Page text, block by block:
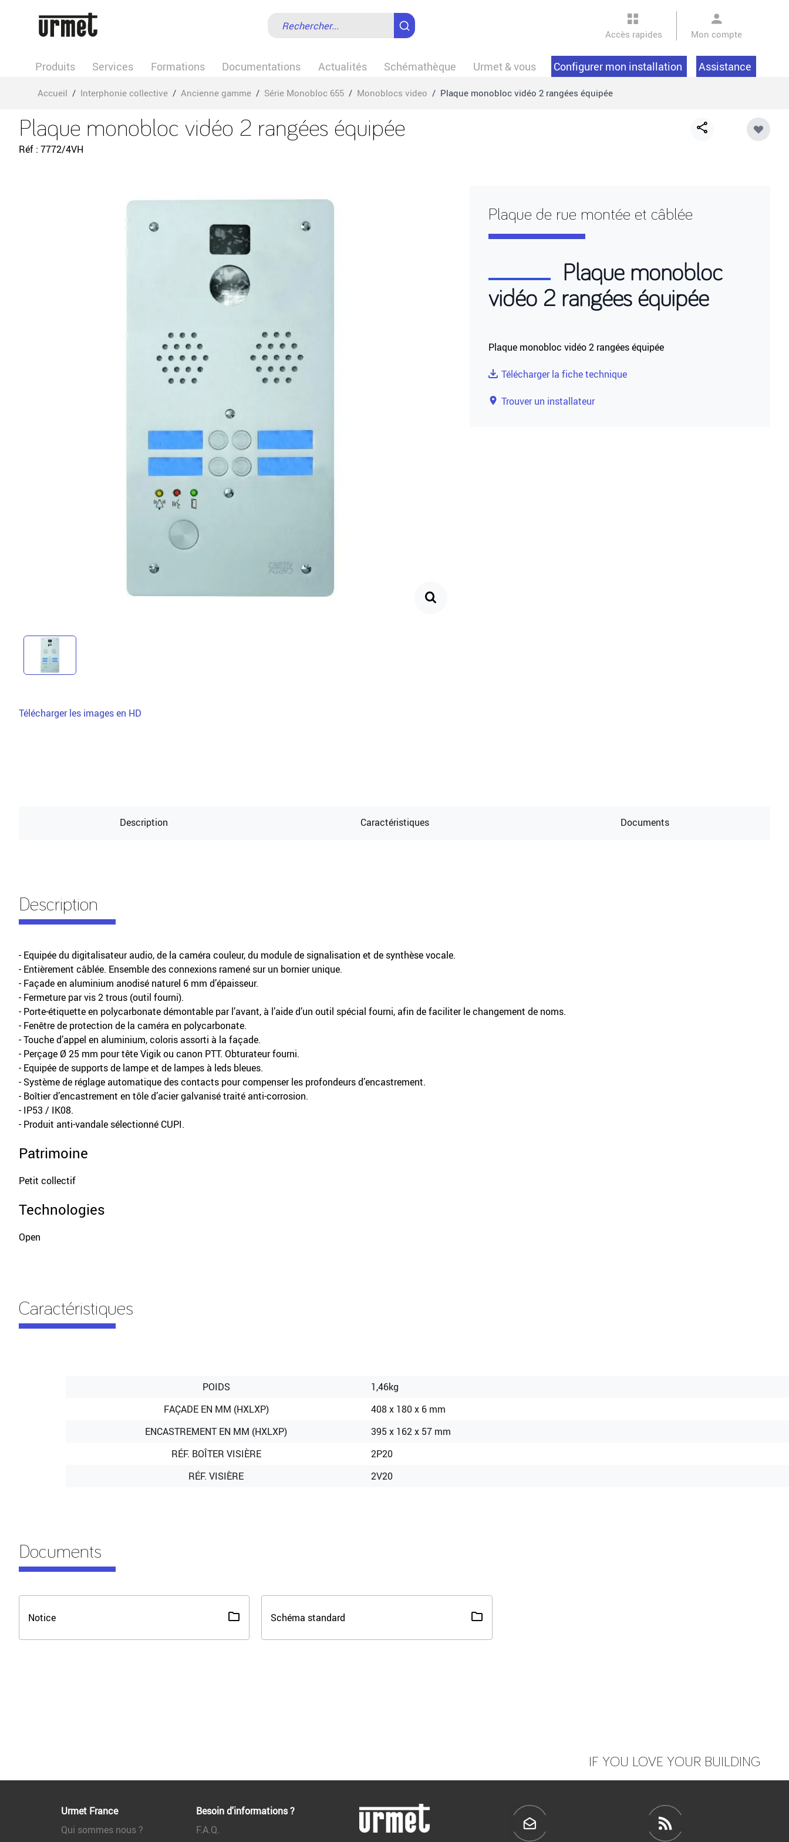
Accès rapides Mon compte
Produits Services Formations Documentations Actualités Schémathèque Urmet & vous Configurer mon installation Assistance
Accueil / Interphonie collective / Ancienne gamme / Série Monobloc 655 / Monoblocs video / Plaque monobloc vidéo 2 rangées équipée
Plaque monobloc vidéo 2 rangées équipée
Réf 7772/4VH
Plaque de rue montée et câblée
Plaque monobloc
vidéo 2 rangées équipée
Plaque monobloc vidéo 2 rangées équipée
Télécharger la fiche technique
Trouver un installateur
Télécharger les images en HD
Description Caractéristiques Documents
Description
- Equipée du digitalisateur audio, de la caméra couleur, du module de signalisation et de synthèse vocale.
- Entièrement câblée. Ensemble des connexions ramené sur un bornier unique.
- Façade en aluminium anodisé naturel 6 mm d’épaisseur.
- Fermeture par vis 2 trous (outil fourni).
- Porte-étiquette en polycarbonate démontable par l’avant, à l’aide d’un outil spécial fourni, afin de faciliter le changement de noms.
- Fenêtre de protection de la caméra en polycarbonate.
- Touche d’appel en aluminium, coloris assorti à la façade.
- Perçage Ø 25 mm pour tête Vigik ou canon PTT. Obturateur fourni.
- Equipée de supports de lampe et de lampes à leds bleues.
- Système de réglage automatique des contacts pour compenser les profondeurs d’encastrement.
- Boîtier d’encastrement en tôle d’acier galvanisé traité anti-corrosion.
- IP53 / IK08.
- Produit anti-vandale sélectionné CUPI.
Patrimoine
Petit collectif
Technologies
Open
Caractéristiques
POIDS
1,46kg
FAÇADE EN MM (HXLXP)
408 x 180 x 6 mm
ENCASTREMENT EN MM (HXLXP)
395 x 162 x 57 mm
RÉF. BOÎTER VISIÈRE
2P20
RÉF. VISIÈRE
2V20
Documents
Notice Schéma standard
IF YOU LOVE YOUR BUILDING
Urmet France
Qui sommes nous ?
Besoin d'informations ?
F.A.Q.